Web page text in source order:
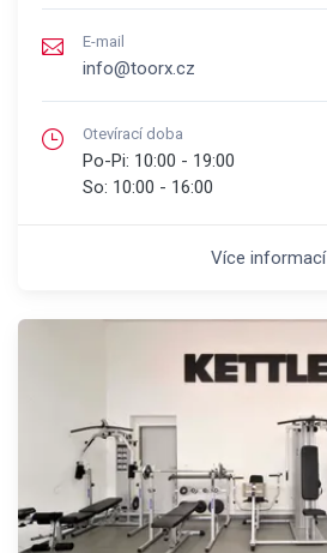
E-mail
info@toorx.cz
Otevírací doba
Po-Pi: 10:00 - 19:00
So: 10:00 - 16:00
Více informací